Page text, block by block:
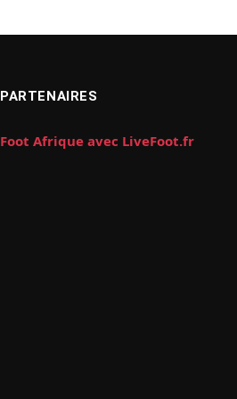
PARTENAIRES
Foot Afrique avec LiveFoot.fr